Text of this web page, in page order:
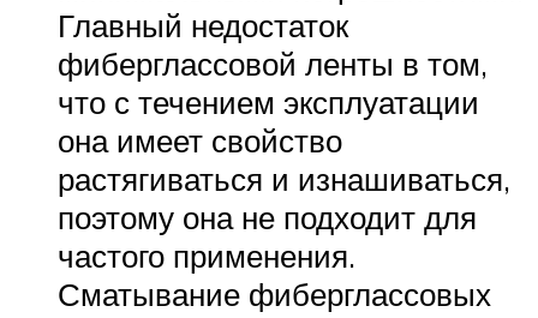
Главный недостаток
фиберглассовой ленты в том,
что с течением эксплуатации
она имеет свойство
растягиваться и изнашиваться,
поэтому она не подходит для
частого применения.
Сматывание фиберглассовых